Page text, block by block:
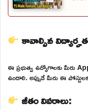
కావాల్సిన
ఈ ప్రభుత్వ ఉద్యోగాలకు మీరు
ఉండాలి. అప్పుడే మీరు ఈ
జీతం వివరాలు: